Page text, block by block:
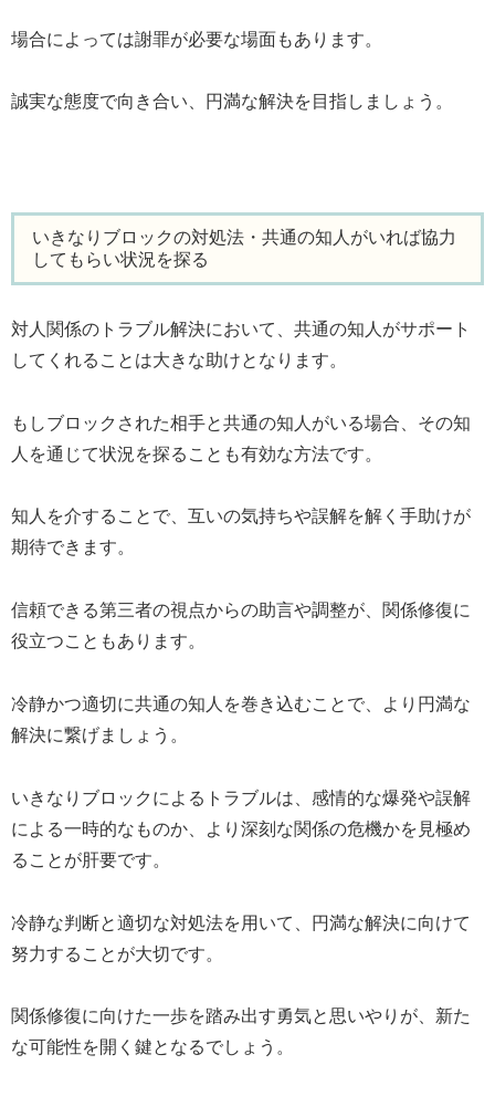
場合によっては謝罪が必要な場面もあります。
誠実な態度で向き合い、円満な解決を目指しましょう。
いきなりブロックの対処法・共通の知人がいれば協力
してもらい状況を探る
対人関係のトラブル解決において、共通の知人がサポート
してくれることは大きな助けとなります。
もしブロックされた相手と共通の知人がいる場合、その知
人を通じて状況を探ることも有効な方法です。
知人を介することで、互いの気持ちや誤解を解く手助けが
期待できます。
信頼できる第三者の視点からの助言や調整が、関係修復に
役立つこともあります。
冷静かつ適切に共通の知人を巻き込むことで、より円満な
解決に繋げましょう。
いきなりブロックによるトラブルは、感情的な爆発や誤解
による一時的なものか、より深刻な関係の危機かを見極め
ることが肝要です。
冷静な判断と適切な対処法を用いて、円満な解決に向けて
努力することが大切です。
関係修復に向けた一歩を踏み出す勇気と思いやりが、新た
な可能性を開く鍵となるでしょう。